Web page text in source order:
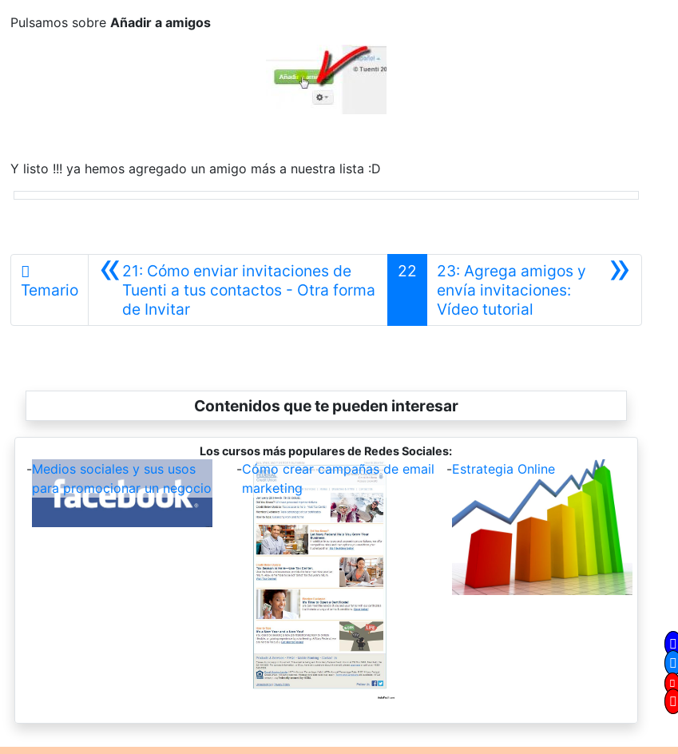
Pulsamos sobre Añadir a amigos
Y listo !!! ya hemos agregado un amigo más a nuestra lista :D
Temario «21: Cómo enviar invitaciones de
Tuenti a tus contactos - Otra forma
de InvitarAnterior
22 »
23: Agrega amigos y
envía invitaciones:
Vídeo tutorial
Contenidos que te pueden interesar
Los cursos más populares de Redes Sociales:
-Medios sociales y sus usos
para promocionar un negocio
-Cómo crear campañas de email
marketing
-Estrategia Online